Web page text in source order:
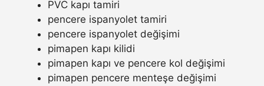
PVC kapı tamiri
pencere ispanyolet tamiri
pencere ispanyolet değişimi
pimapen kapı kilidi
pimapen kapı ve pencere kol değişimi
pimapen pencere menteşe değişimi